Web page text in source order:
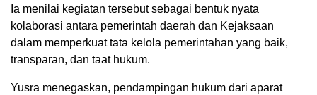
Ia menilai kegiatan tersebut sebagai bentuk nyata
kolaborasi antara pemerintah daerah dan Kejaksaan
dalam memperkuat tata kelola pemerintahan yang baik,
transparan, dan taat hukum.
Yusra menegaskan, pendampingan hukum dari aparat